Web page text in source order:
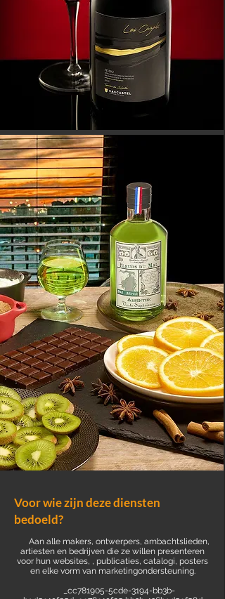
Voor wie zijn deze diensten
bedoeld?
Aan alle makers, ontwerpers, ambachtslieden,
artiesten en bedrijven die ze willen presenteren
voor hun websites, , publicaties, catalogi, posters
en elke vorm van marketingondersteuning.
_cc781905-5cde-3194-bb3b-